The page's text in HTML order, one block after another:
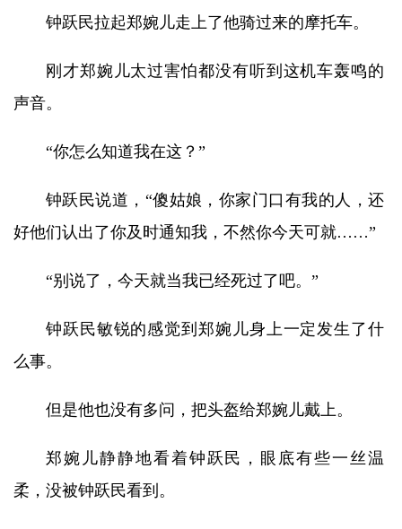
钟跃民拉起郑婉儿走上了他骑过来的摩托车。
刚才郑婉儿太过害怕都没有听到这机车轰鸣的
声音。
“你怎么知道我在这？”
钟跃民说道，“傻姑娘，你家门口有我的人，还
好他们认出了你及时通知我，不然你今天可就……”
“别说了，今天就当我已经死过了吧。”
钟跃民敏锐的感觉到郑婉儿身上一定发生了什
么事。
但是他也没有多问，把头盔给郑婉儿戴上。
郑婉儿静静地看着钟跃民，眼底有些一丝温
柔，没被钟跃民看到。